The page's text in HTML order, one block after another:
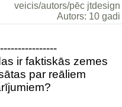
veicis/autors/pēc jtdesign
Autors: 10 gadi
ir faktiskās zemes
par reāliem